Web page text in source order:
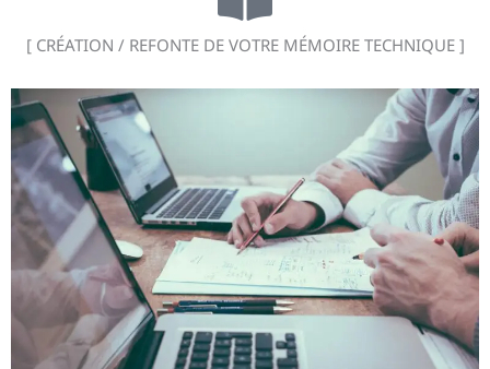
[ CRÉATION / REFONTE DE VOTRE MÉMOIRE TECHNIQUE ]